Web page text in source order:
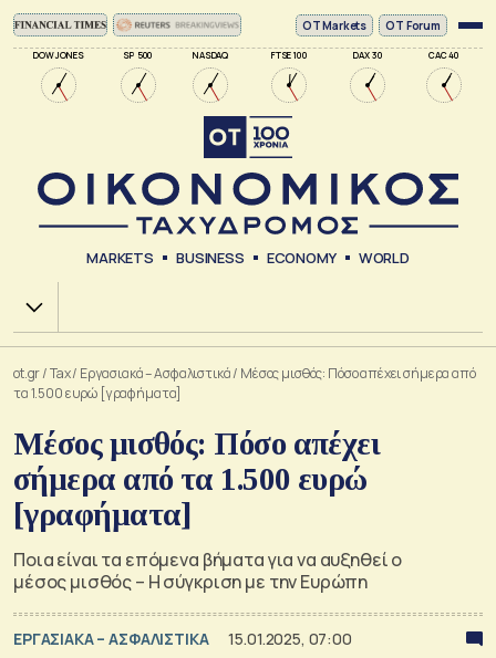
DOW JONES SP 500 NASDAQ FTSE 100 DAX 30 CAC 40
ΟΤ Markets OT Forum
MARKETS BUSINESS ECONOMY WORLD
Χ.Α.
ot.gr/Tax/ Εργασιακά – Ασφαλιστικά/ Μέσος μισθός: Πόσο απέχει σήμερα από
τα 1.500 ευρώ [γραφήματα]
Μέσος μισθός: Πόσο απέχει
σήμερα από τα 1.500 ευρώ
[γραφήματα]
Ποια είναι τα επόμενα βήματα για να αυξηθεί ο
μέσος μισθός – Η σύγκριση με την Ευρώπη
ΕΡΓΑΣΙΑΚΑ – ΑΣΦΑΛΙΣΤΙΚΑ 15.01.2025, 07:00